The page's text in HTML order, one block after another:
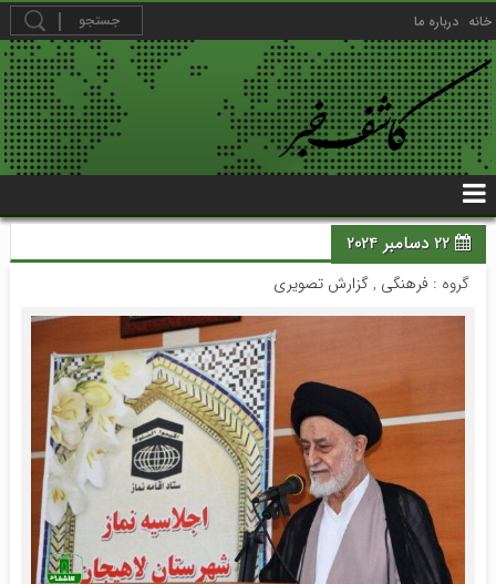
خانه درباره ما
22 دسامبر 2024
گروه : فرهنگی ,گزارش تصویری